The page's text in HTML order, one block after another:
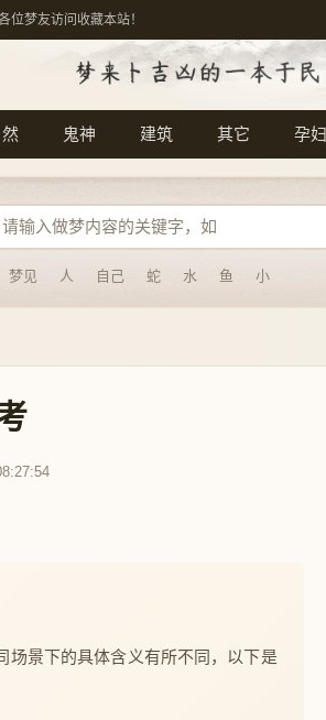
梦友访问收藏本站！
然 鬼神 建筑 其它 孕妇
梦见 人 自己 蛇 水 鱼 小
场景下的具体含义有所不同，以下是